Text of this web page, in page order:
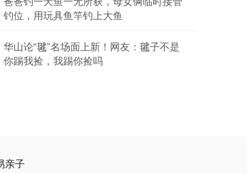
钓位，用玩具鱼竿钓上大鱼
华山论“毽”名场面上新！网友：毽子不是
你踢我捡，我踢你捡吗
亲子